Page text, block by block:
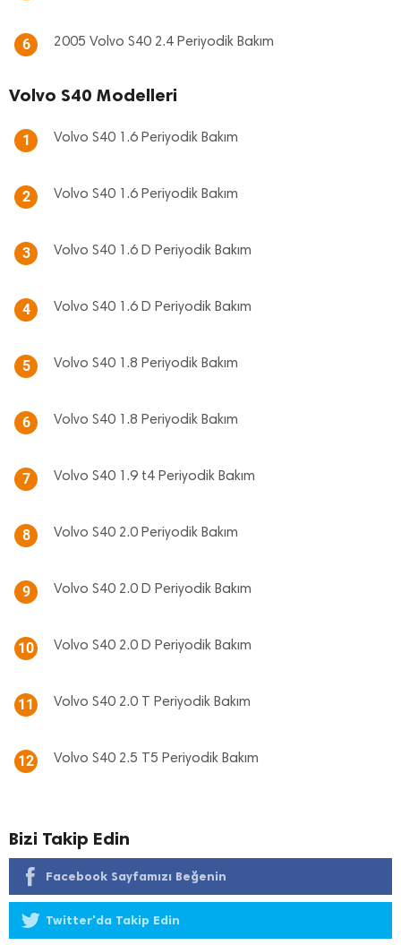
6 2005 Volvo S40 2.4 Periyodik Bakım
Volvo S40 Modelleri
1 Volvo S40 1.6 Periyodik Bakım
2 Volvo S40 1.6 Periyodik Bakım
3 Volvo S40 1.6 D Periyodik Bakım
4 Volvo S40 1.6 D Periyodik Bakım
5 Volvo S40 1.8 Periyodik Bakım
6 Volvo S40 1.8 Periyodik Bakım
7 Volvo S40 1.9 t4 Periyodik Bakım
8 Volvo S40 2.0 Periyodik Bakım
9 Volvo S40 2.0 D Periyodik Bakım
10 Volvo S40 2.0 D Periyodik Bakım
11 Volvo S40 2.0 T Periyodik Bakım
12 Volvo S40 2.5 T5 Periyodik Bakım
Bizi Takip Edin
Facebook Sayfamızı Beğenin
Twitter'da Takip Edin